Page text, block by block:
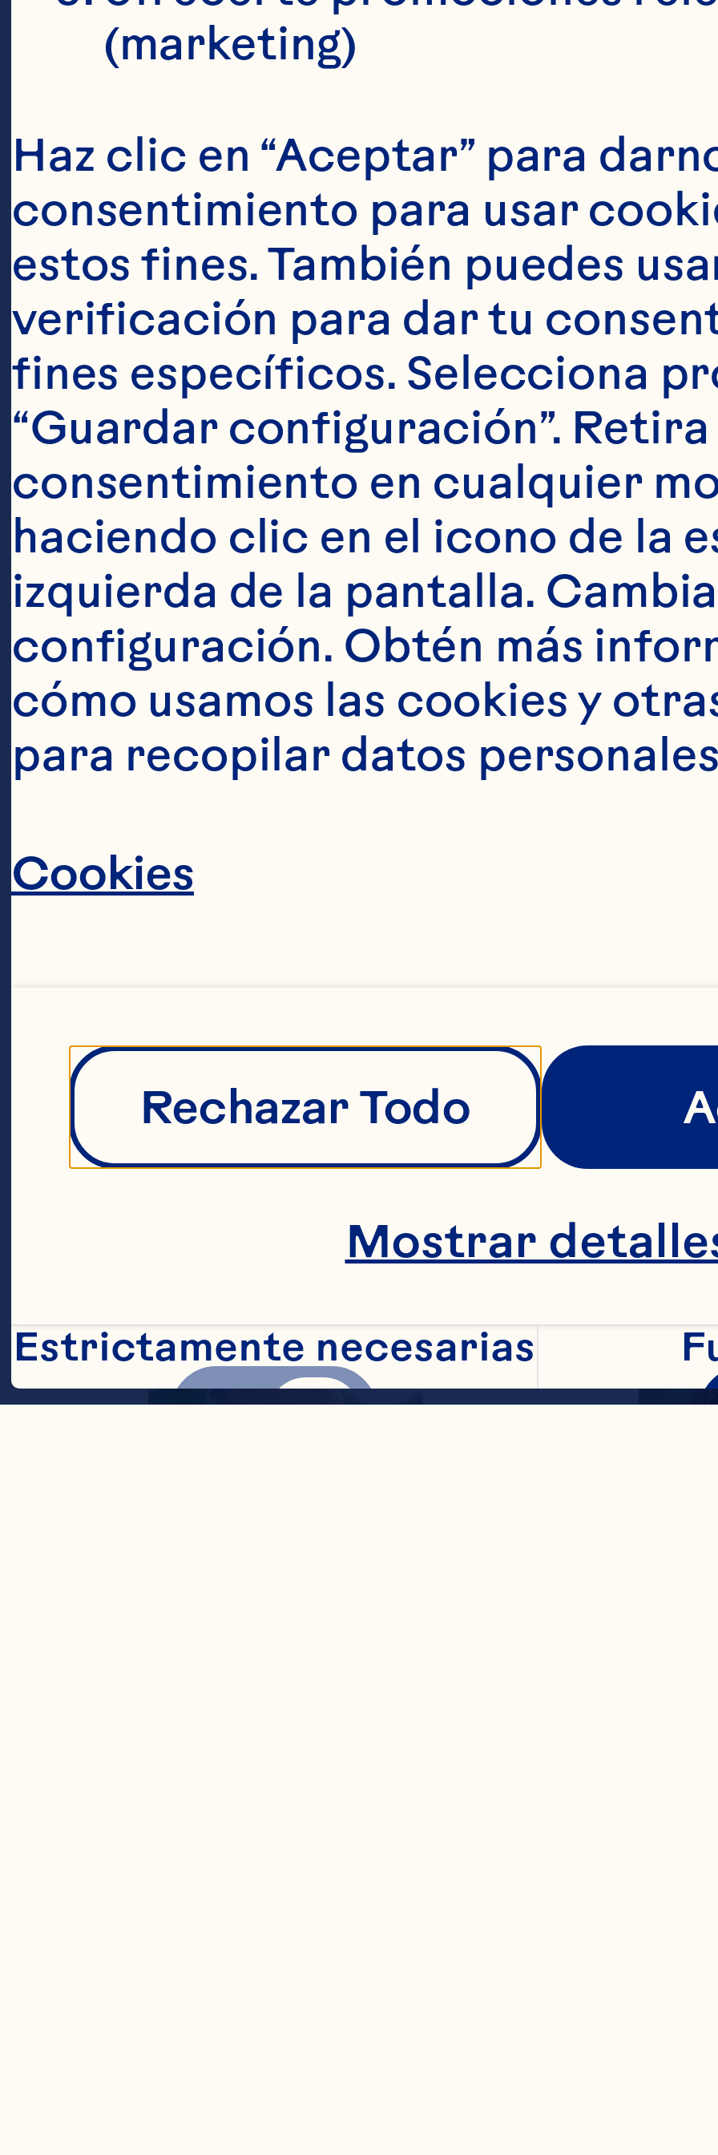
Abigail
Buckwalter
President and CEO
Learn More
Chief
Officer
Learn
Chief Financial
Officer
Learn More
Chief
Officer
Learn
(marketing)
Haz clic en “Aceptar” para
consentimiento para usar
estos fines. También puedes
verificación para dar tu
fines específicos. Selecciona
“Guardar configuración”.
consentimiento en cualquier
haciendo clic en el icono de la
izquierda de la pantalla.
configuración. Obtén más
cómo usamos las cookies y
para recopilar datos
Cookies
Rechazar Todo
Mostrar
Estrictamente necesarias